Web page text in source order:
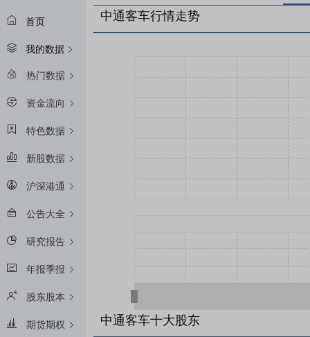
首页
我的数据
热门数据
资金流向
特色数据
新股数据
沪深港通
公告大全
研究报告
年报季报
股东股本
期货期权
中通客车行情走势
中通客车十大股东